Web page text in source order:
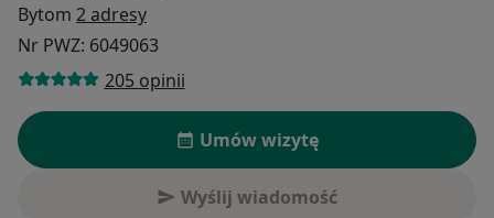
Bytom 2 adresy
Nr PWZ: 6049063
205 opinii
Umów wizytę
Wyślij wiadomość